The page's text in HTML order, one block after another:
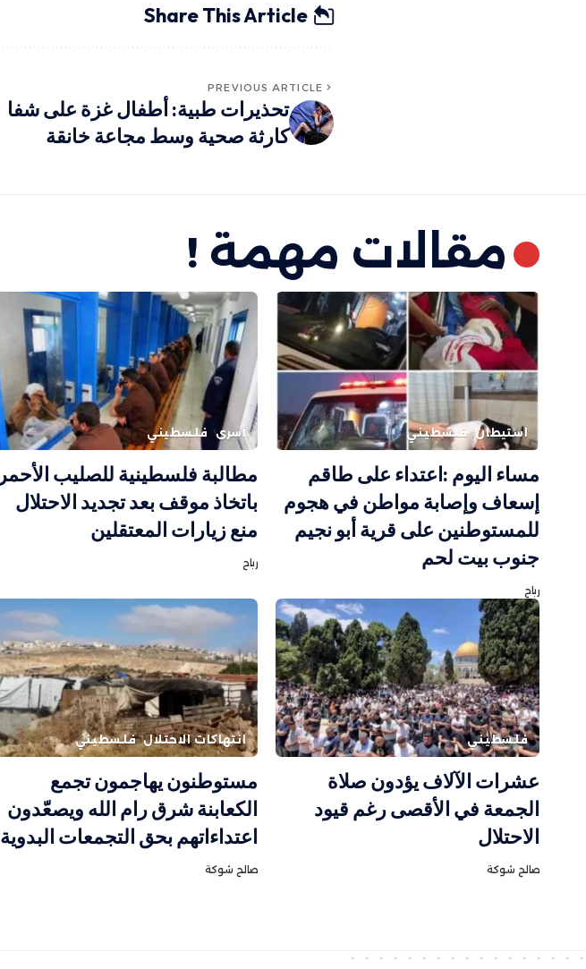
Share This Article
PREVIOUS ARTICLE
تحذيرات طبية: أطفال غزة على شفا
كارثة صحية وسط مجاعة خانقة
مقالات مهمة !
استيطان فلسطيني
مساء اليوم :اعتداء على طاقم
إسعاف وإصابة مواطن في هجوم
للمستوطنين على قرية أبو نجيم
جنوب بيت لحم
رباح
أسرى فلسطيني
مطالبة فلسطينية للصليب الأحمر
باتخاذ موقف بعد تجديد الاحتلال
منع زيارات المعتقلين
رباح
فلسطيني
عشرات الآلاف يؤدون صلاة
الجمعة في الأقصى رغم قيود
الاحتلال
صالح شوكة
انتهاكات الاحتلال فلسطيني
مستوطنون يهاجمون تجمع
الكعابنة شرق رام الله ويصعّدون
اعتداءاتهم بحق التجمعات البدوية
صالح شوكة